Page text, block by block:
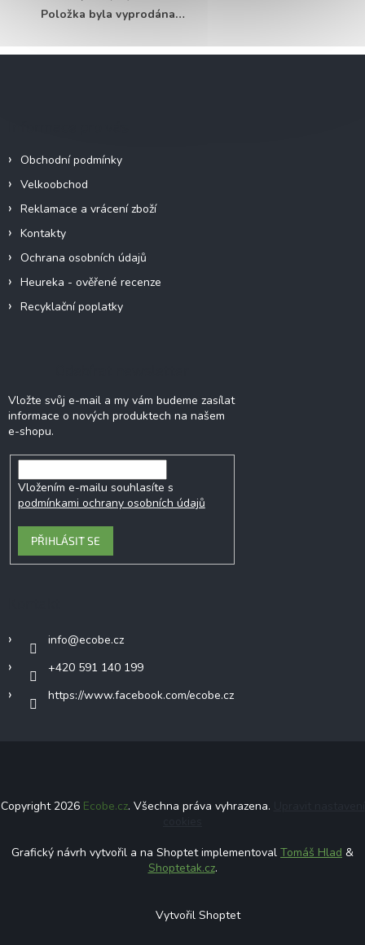
Položka byla vyprodána…
Obchodní podmínky
Velkoobchod
Reklamace a vrácení zboží
Kontakty
Ochrana osobních údajů
Heureka - ověřené recenze
Recyklační poplatky
Vložte svůj e-mail a my vám budeme zasílat
informace o nových produktech na našem
e-shopu.
Vložením e-mailu souhlasíte s
podmínkami ochrany osobních údajů
PŘIHLÁSIT SE
info@ecobe.cz
+420 591 140 199
https://www.facebook.com/ecobe.cz
Copyright 2026 Ecobe.cz. Všechna práva vyhrazena.
Grafický návrh vytvořil a na Shoptet implementoval Tomáš Hlad &
Shoptetak.cz.
Vytvořil Shoptet